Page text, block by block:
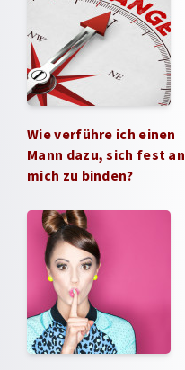
Wie verführe ich einen
Mann dazu, sich fest an
mich zu binden?